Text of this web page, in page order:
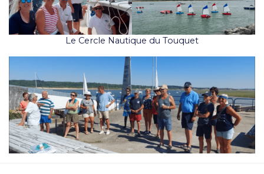
Le Cercle Nautique du Touquet